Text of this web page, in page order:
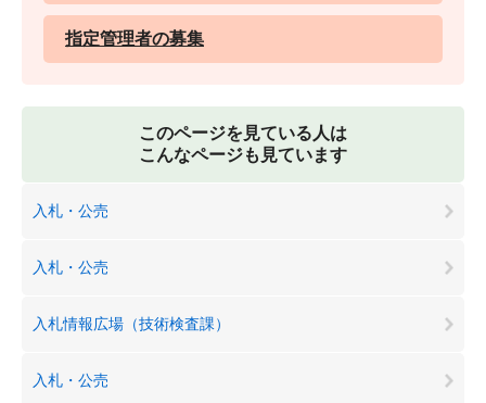
指定管理者の募集
このページを見ている人は
こんなページも見ています
入札・公売
入札・公売
入札情報広場（技術検査課）
入札・公売